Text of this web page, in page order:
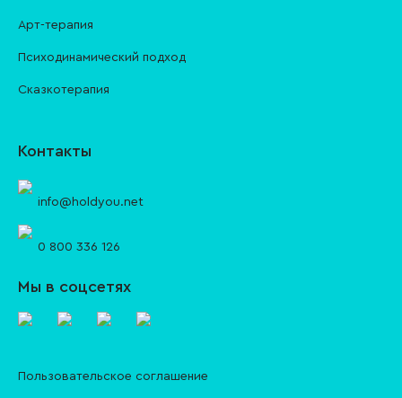
Арт-терапия
Психодинамический подход
Сказкотерапия
Контакты
info@holdyou.net
0 800 336 126
Мы в соцсетях
Пользовательское соглашение